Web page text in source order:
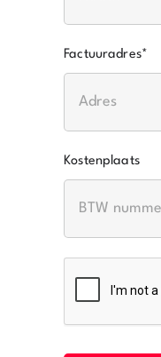
Factuuradres*
Kostenplaats